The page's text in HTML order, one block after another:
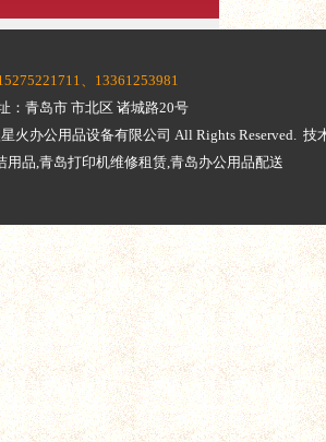
、13361253981
：青岛市 市北区 诸城路20号
火办公用品设备有限公司 All Rights Reserved. 技
用品,青岛打印机维修租赁,青岛办公用品配送